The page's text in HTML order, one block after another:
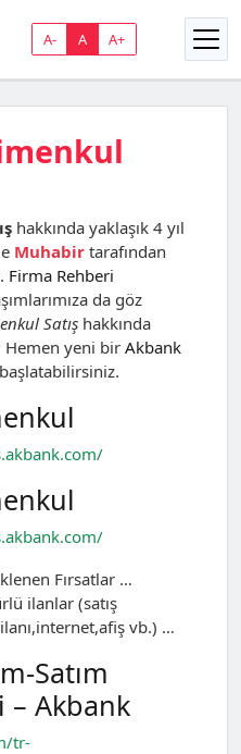
A- A A+
hakkında yaklaşık 4 yıl
Muhabir tarafından
Firma Rehberi
da göz
Satış hakkında
Hemen yeni bir Akbank
Fırsatlar …
ilanlar (satış
vb.) …
Satım
Akbank
tr-